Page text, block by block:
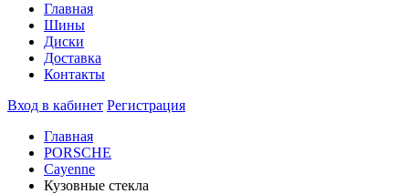
Главная
Шины
Диски
Доставка
Контакты
Вход в кабинет Регистрация
Главная
PORSCHE
Cayenne
Кузовные стекла